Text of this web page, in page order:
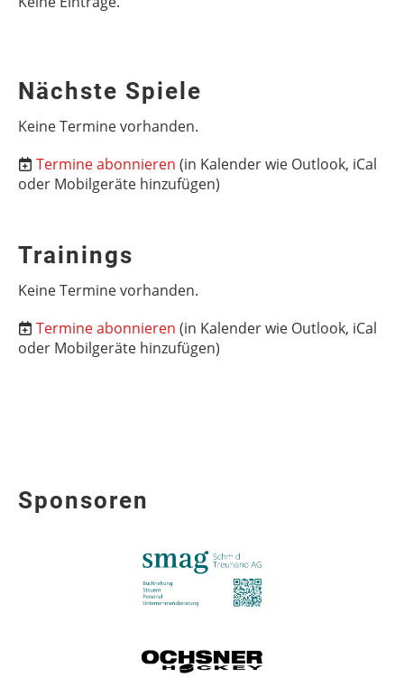
Nächste Spiele
Keine Termine vorhanden.
Termine abonnieren (in Kalender wie Outlook, iCal
oder Mobilgeräte hinzufügen)
Trainings
Keine Termine vorhanden.
Termine abonnieren (in Kalender wie Outlook, iCal
oder Mobilgeräte hinzufügen)
Sponsoren